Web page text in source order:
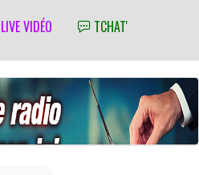
VIDÉO TCHAT'